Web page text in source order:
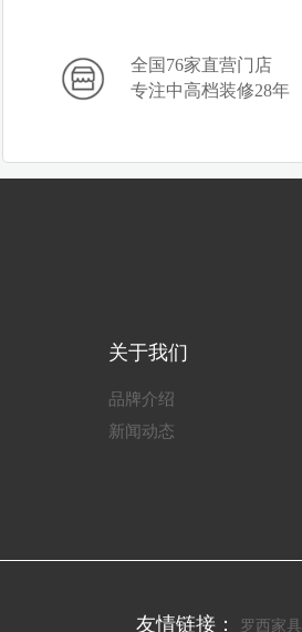
全国76家直营门店
专注中高档装修28年
关于我们
品牌介绍
新闻动态
友情链接： 罗西家具 |